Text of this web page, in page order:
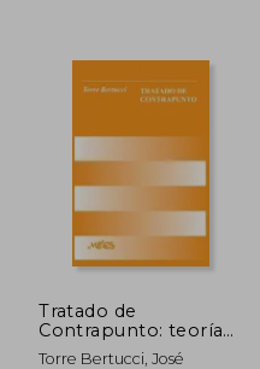
55%
dcto. $ 150.019
Tratado de
Contrapunto: teoría
musical
Torre Bertucci, José